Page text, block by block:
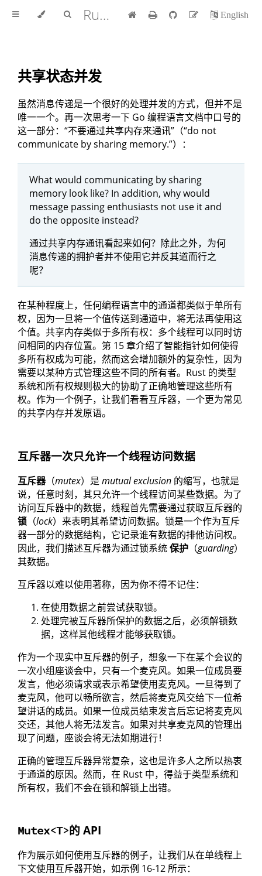
Rust 程序设计语言 中文版 English
共享状态并发
虽然消息传递是一个很好的处理并发的方式，但并不是
唯一一个。再一次思考一下 Go 编程语言文档中口号的
这一部分：“不要通过共享内存来通讯”（“do not
communicate by sharing memory.”）：
What would communicating by sharing
memory look like? In addition, why would
message passing enthusiasts not use it and
do the opposite instead?
通过共享内存通讯看起来如何？除此之外，为何
消息传递的拥护者并不使用它并反其道而行之
呢？
在某种程度上，任何编程语言中的通道都类似于单所有
权，因为一旦将一个值传送到通道中，将无法再使用这
个值。共享内存类似于多所有权：多个线程可以同时访
问相同的内存位置。第 15 章介绍了智能指针如何使得
多所有权成为可能，然而这会增加额外的复杂性，因为
需要以某种方式管理这些不同的所有者。Rust 的类型
系统和所有权规则极大的协助了正确地管理这些所有
权。作为一个例子，让我们看看互斥器，一个更为常见
的共享内存并发原语。
互斥器一次只允许一个线程访问数据
互斥器（mutex）是 mutual exclusion 的缩写，也就是
说，任意时刻，其只允许一个线程访问某些数据。为了
访问互斥器中的数据，线程首先需要通过获取互斥器的
锁 （lock）来表明其希望访问数据。锁是一个作为互斥
器一部分的数据结构，它记录谁有数据的排他访问权。
因此，我们描述互斥器为通过锁系统保护 （guarding）
其数据。
互斥器以难以使用著称，因为你不得不记住：
在使用数据之前尝试获取锁。
处理完被互斥器所保护的数据之后，必须解锁数
据，这样其他线程才能够获取锁。
作为一个现实中互斥器的例子，想象一下在某个会议的
一次小组座谈会中，只有一个麦克风。如果一位成员要
发言，他必须请求或表示希望使用麦克风。一旦得到了
麦克风，他可以畅所欲言，然后将麦克风交给下一位希
望讲话的成员。如果一位成员结束发言后忘记将麦克风
交还，其他人将无法发言。如果对共享麦克风的管理出
现了问题，座谈会将无法如期进行！
正确的管理互斥器异常复杂，这也是许多人之所以热衷
于通道的原因。然而，在 Rust 中，得益于类型系统和
所有权，我们不会在锁和解锁上出错。
Mutex<T>的 API
作为展示如何使用互斥器的例子，让我们从在单线程上
下文使用互斥器开始，如示例 16-12 所示：